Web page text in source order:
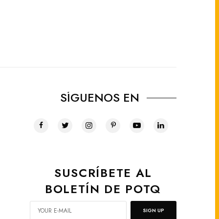
SÍGUENOS EN
SUSCRÍBETE AL
BOLETÍN DE POTQ
SIGN UP